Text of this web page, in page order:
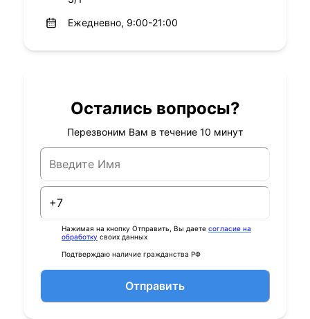
Ежедневно, 9:00-21:00
Остались вопросы?
Перезвоним Вам в течение 10 минут
Нажимая на кнопку Отправить, Вы даете согласие на
обработку своих данных
Подтверждаю наличие гражданства РФ
Отправить